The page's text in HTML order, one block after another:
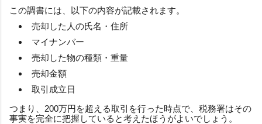
この調書には、以下の内容が記載されます。
売却した人の氏名・住所
マイナンバー
売却した物の種類・重量
売却金額
取引成立日
つまり、200万円を超える取引を行った時点で、税務署はその
事実を完全に把握していると考えたほうがよいでしょう。